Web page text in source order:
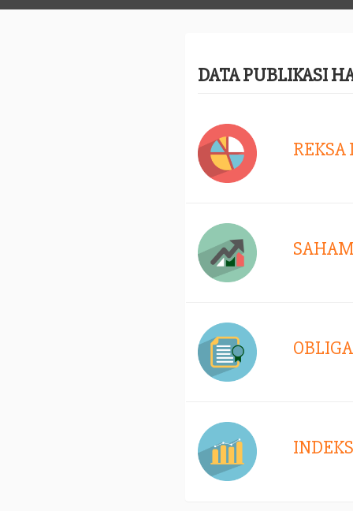
DATA PUBLIKASI
REKSA
INDEKS